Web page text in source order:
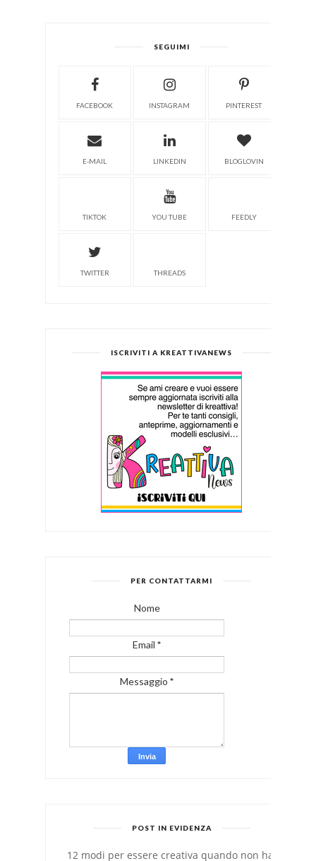
SEGUIMI
FACEBOOK INSTAGRAM PINTEREST
E-MAIL LINKEDIN BLOGLOVIN
TIKTOK YOU TUBE FEEDLY
TWITTER THREADS
ISCRIVITI A KREATTIVANEWS
PER CONTATTARMI
Nome
Email *
Messaggio *
POST IN EVIDENZA
12 modi per essere creativa quando non hai